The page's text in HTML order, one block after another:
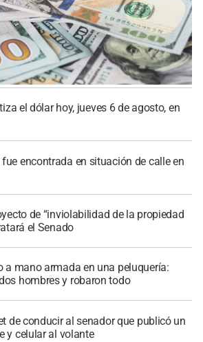
el dólar hoy, jueves 6 de agosto, en
encontrada en situación de calle en
de “inviolabilidad de la propiedad
el Senado
a mano armada en una peluquería:
hombres y robaron todo
de conducir al senador que publicó un
y celular al volante